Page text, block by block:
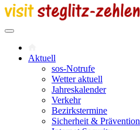
Aktuell
sos-Notrufe
Wetter aktuell
Jahreskalender
Verkehr
Bezirkstermine
Sicherheit & Prävention